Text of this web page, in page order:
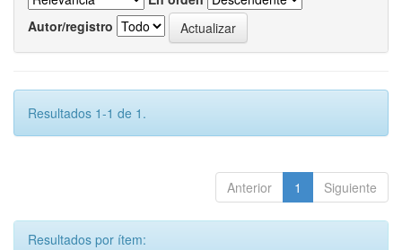
Autor/registro
Resultados 1-1 de 1.
Anterior 1 Siguiente
Resultados por ítem: